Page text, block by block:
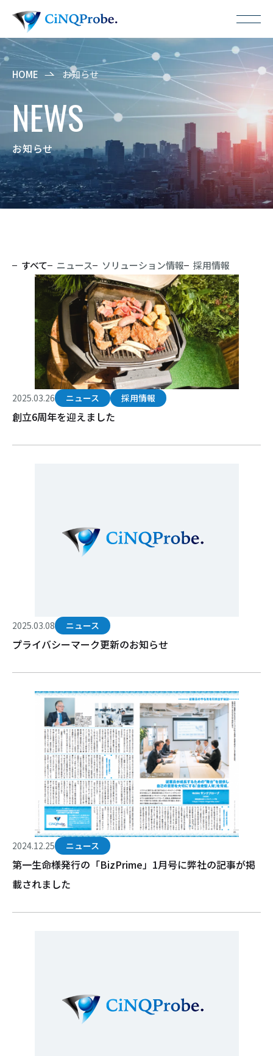
HOME お知らせ
NEWS
お知らせ
2025.03.26 ニュース 採用情報
創立6周年を迎えました
2025.03.08 ニュース
プライバシーマーク更新のお知らせ
2024.12.25 ニュース
第一生命様発行の「BizPrime」1月号に弊社の記事が掲
載されました
すべて ニュース ソリューション情報 採用情報